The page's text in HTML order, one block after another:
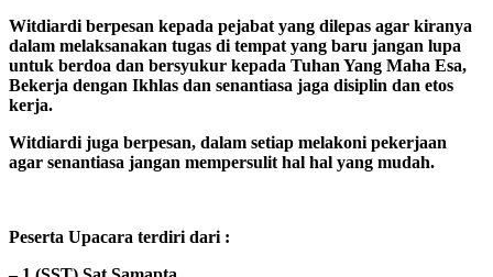
Witdiardi berpesan kepada pejabat yang dilepas agar kiranya
dalam melaksanakan tugas di tempat yang baru jangan lupa
untuk berdoa dan bersyukur kepada Tuhan Yang Maha Esa,
Bekerja dengan Ikhlas dan senantiasa jaga disiplin dan etos
kerja.
Witdiardi juga berpesan, dalam setiap melakoni pekerjaan
agar senantiasa jangan mempersulit hal hal yang mudah.
Peserta Upacara terdiri dari :